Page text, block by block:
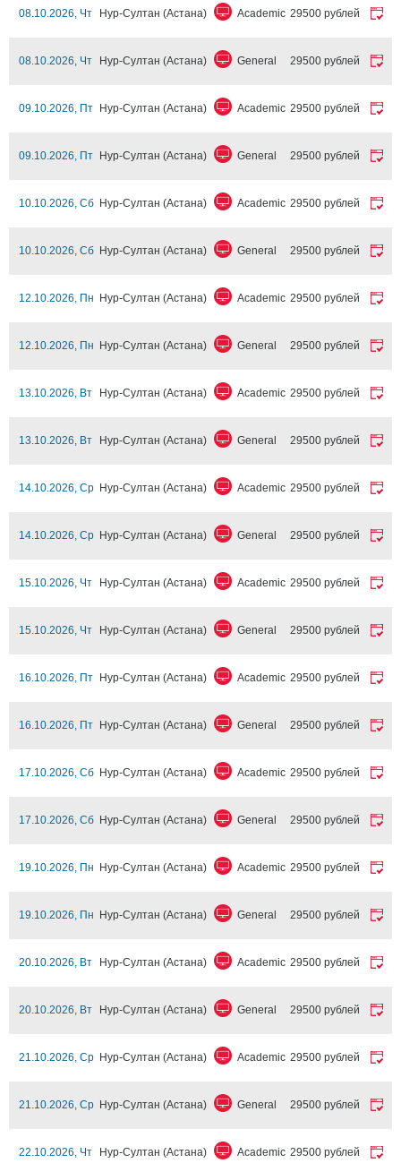
08.10.2026, Чт Нур-Султан (Астана) Academic 29500 рублей
08.10.2026, Чт Нур-Султан (Астана) General 29500 рублей
09.10.2026, Пт Нур-Султан (Астана) Academic 29500 рублей
09.10.2026, Пт Нур-Султан (Астана) General 29500 рублей
10.10.2026, Сб Нур-Султан (Астана) Academic 29500 рублей
10.10.2026, Сб Нур-Султан (Астана) General 29500 рублей
12.10.2026, Пн Нур-Султан (Астана) Academic 29500 рублей
12.10.2026, Пн Нур-Султан (Астана) General 29500 рублей
13.10.2026, Вт Нур-Султан (Астана) Academic 29500 рублей
13.10.2026, Вт Нур-Султан (Астана) General 29500 рублей
14.10.2026, Ср Нур-Султан (Астана) Academic 29500 рублей
14.10.2026, Ср Нур-Султан (Астана) General 29500 рублей
15.10.2026, Чт Нур-Султан (Астана) Academic 29500 рублей
15.10.2026, Чт Нур-Султан (Астана) General 29500 рублей
16.10.2026, Пт Нур-Султан (Астана) Academic 29500 рублей
16.10.2026, Пт Нур-Султан (Астана) General 29500 рублей
17.10.2026, Сб Нур-Султан (Астана) Academic 29500 рублей
17.10.2026, Сб Нур-Султан (Астана) General 29500 рублей
19.10.2026, Пн Нур-Султан (Астана) Academic 29500 рублей
19.10.2026, Пн Нур-Султан (Астана) General 29500 рублей
20.10.2026, Вт Нур-Султан (Астана) Academic 29500 рублей
20.10.2026, Вт Нур-Султан (Астана) General 29500 рублей
21.10.2026, Ср Нур-Султан (Астана) Academic 29500 рублей
21.10.2026, Ср Нур-Султан (Астана) General 29500 рублей
22.10.2026, Чт Нур-Султан (Астана) Academic 29500 рублей